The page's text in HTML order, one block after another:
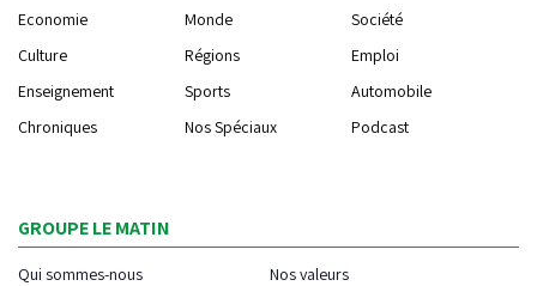
Economie
Monde
Société
Culture
Régions
Emploi
Enseignement
Sports
Automobile
Chroniques
Nos Spéciaux Podcast
GROUPE LE MATIN
Qui sommes-nous
Nos valeurs